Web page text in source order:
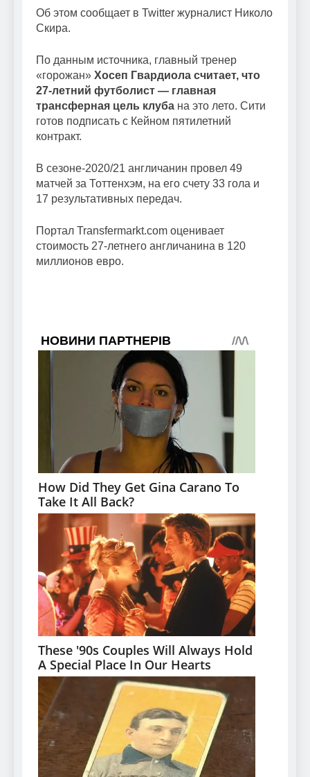
Об этом сообщает в Twitter журналист Николо
Скира.
По данным источника, главный тренер
«горожан» Хосеп Гвардиола считает, что
27-летний футболист — главная
трансферная цель клуба на это лето. Сити
готов подписать с Кейном пятилетний
контракт.
В сезоне-2020/21 англичанин провел 49
матчей за Тоттенхэм, на его счету 33 гола и
17 результативных передач.
Портал Transfermarkt.com оценивает
стоимость 27-летнего англичанина в 120
миллионов евро.